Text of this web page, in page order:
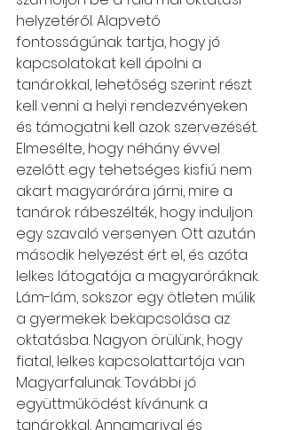
helyzetéről. Alapvető
fontosságúnak tartja, hogy jó
kapcsolatokat kell ápolni a
tanárokkal, lehetőség szerint részt
kell venni a helyi rendezvényeken
és támogatni kell azok szervezését.
Elmesélte, hogy néhány évvel
ezelőtt egy tehetséges kisfiú nem
akart magyarórára járni, mire a
tanárok rábeszélték, hogy induljon
egy szavaló versenyen. Ott azután
második helyezést ért el, és azóta
lelkes látogatója a magyaróráknak.
Lám-lám, sokszor egy ötleten múlik
a gyermekek bekapcsolása az
oktatásba. Nagyon örülünk, hogy
fiatal, lelkes kapcsolattartója van
Magyarfalunak. További jó
együttműködést kívánunk a
tanárokkal, Annamarival és